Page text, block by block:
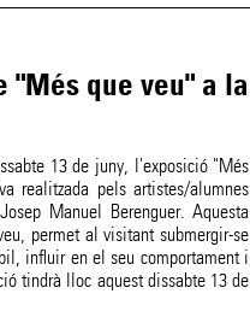
"Més que veu" a la
13 de juny, l'exposició "Més
realitzada pels artistes/alumnes
Manuel Berenguer. Aquesta
permet al visitant submergir-se
influir en el seu comportament i
tindrà lloc aquest dissabte 13 de